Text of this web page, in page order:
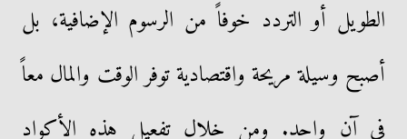
الطويل أو التردد خوفاً من الرسوم الإضافية، بل
أصبح وسيلة مريحة واقتصادية توفر الوقت والمال معاً
في آن واحد. ومن خلال تفعيل هذه الأكواد